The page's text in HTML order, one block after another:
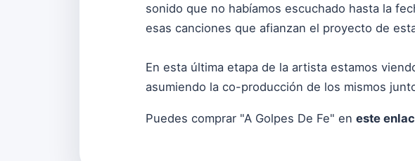
sonido que no habíamos escuchado hasta la
esas canciones que afianzan el proyecto de
En esta última etapa de la artista estamos
asumiendo la co-producción de los mismos
Puedes comprar "A Golpes De Fe" en este